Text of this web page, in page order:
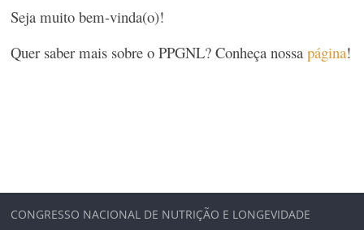
Seja muito bem-vinda(o)!
Quer saber mais sobre o PPGNL? Conheça nossapágina!
CONGRESSO NACIONAL DE NUTRIÇÃO E LONGEVIDADE